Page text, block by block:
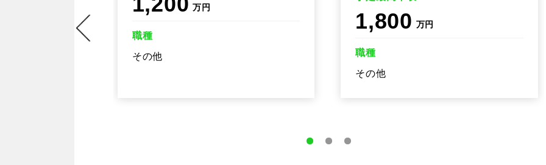
万円
職種
その他
1,800 万円
職種
その他